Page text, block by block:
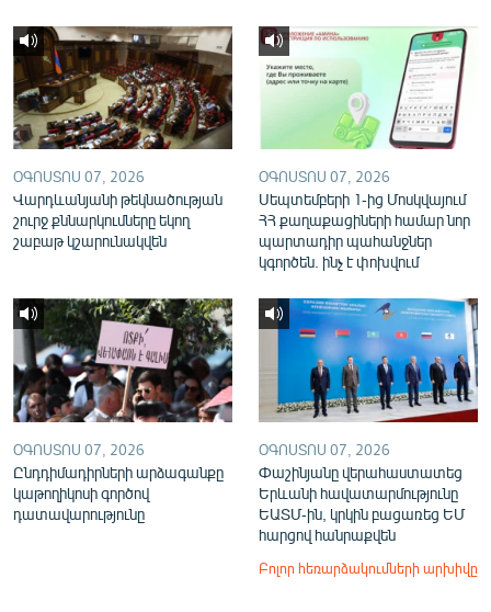
ՕԳՈՍՏՈՍ 07, 2026
Վարդևանյանի թեկնածության
շուրջ քննարկումները եկող
շաբաթ կշարունակվեն
ՕԳՈՍՏՈՍ 07, 2026
Սեպտեմբերի 1-ից Մոսկվայում
ՀՀ քաղաքացիների համար նոր
պարտադիր պահանջներ
կգործեն. ինչ է փոխվում
ՕԳՈՍՏՈՍ 07, 2026
Ընդդիմադիրների արձագանքը
կաթողիկոսի գործով
դատավարությունը
ՕԳՈՍՏՈՍ 07, 2026
Փաշինյանը վերահաստատեց
Երևանի հավատարմությունը
ԵԱՏՄ-ին, կրկին բացառեց ԵՄ
հարցով հանրաքվեն
Բոլոր հեռարձակումների արխիվը